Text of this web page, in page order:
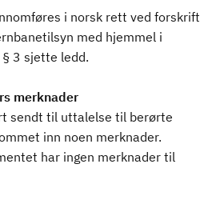
i norsk rett ved forskrift
med hjemmel i
3 sjette ledd.
merknader
sendt til uttalelse til berørte
inn noen merknader.
har ingen merknader til